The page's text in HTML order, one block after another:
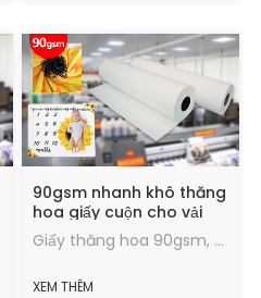
90gsm nhanh khô thăng
hoa giấy cuộn cho vải
polyester
Giấy thăng hoa 90gsm, Tỷ lệ chuyển, hiệu ứng chuyển nhiệt tốt, lượng mực tối đa, tốc độ sấy nhanh, chạy trong tình trạng tốt.
XEM THÊM